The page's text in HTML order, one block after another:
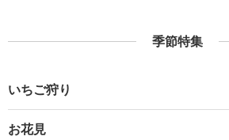
季節特集
いちご狩り
お花見